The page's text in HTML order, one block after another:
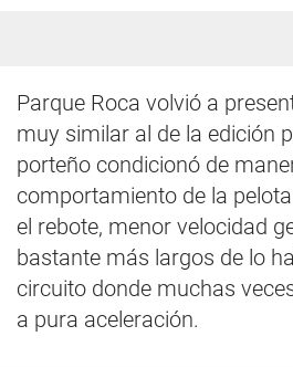
Parque Roca volvió a
muy similar al de la edición
porteño condicionó de
comportamiento de la
el rebote, menor velocidad
bastante más largos de lo
circuito donde muchas
a pura aceleración.